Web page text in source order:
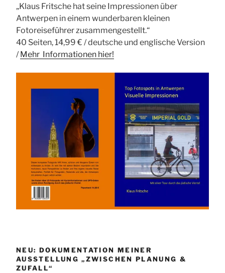
„Klaus Fritsche hat seine Impressionen über
Antwerpen in einem wunderbaren kleinen
Fotoreiseführer zusammengestellt.“
40 Seiten, 14,99 € / deutsche und englische Version
/ Mehr Informationen hier!
NEU: DOKUMENTATION MEINER
AUSSTELLUNG „ZWISCHEN PLANUNG &
ZUFALL“